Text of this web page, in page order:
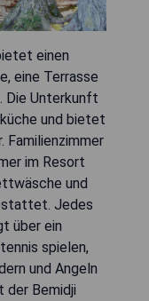
einen
eine Terrasse
Die Unterkunft
und bietet
Familienzimmer
im Resort
und
Jedes
über ein
spielen,
und Angeln
der Bemidji